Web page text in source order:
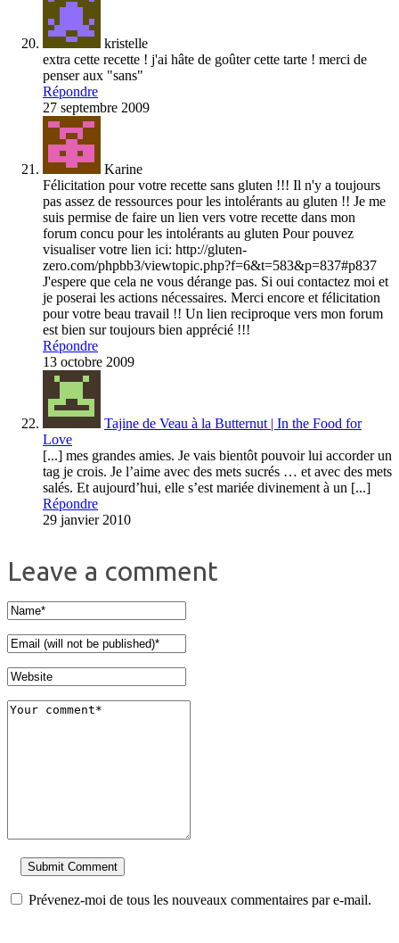
kristelle
extra cette recette ! j'ai hâte de goûter cette tarte ! merci de
penser aux "sans"
Répondre
27 septembre 2009
Karine
Félicitation pour votre recette sans gluten !!! Il n'y a toujours
pas assez de ressources pour les intolérants au gluten !! Je me
suis permise de faire un lien vers votre recette dans mon
forum concu pour les intolérants au gluten Pour pouvez
visualiser votre lien ici: http://gluten-
zero.com/phpbb3/viewtopic.php?f=6&t=583&p=837#p837
J'espere que cela ne vous dérange pas. Si oui contactez moi et
je poserai les actions nécessaires. Merci encore et félicitation
pour votre beau travail !! Un lien reciproque vers mon forum
est bien sur toujours bien apprécié !!!
Répondre
13 octobre 2009
Tajine de Veau à la Butternut | In the Food for
Love
[...] mes grandes amies. Je vais bientôt pouvoir lui accorder un
tag je crois. Je l’aime avec des mets sucrés … et avec des mets
salés. Et aujourd’hui, elle s’est mariée divinement à un [...]
Répondre
29 janvier 2010
Leave a comment
Prévenez-moi de tous les nouveaux commentaires par e-mail.